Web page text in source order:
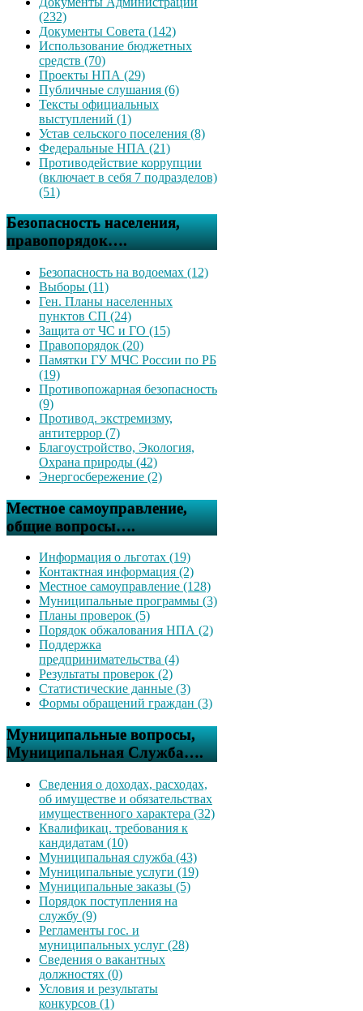
(232)
Документы Совета (142)
Использование бюджетных
средств (70)
Проекты НПА (29)
Публичные слушания (6)
Тексты официальных
выступлений (1)
Устав сельского поселения (8)
Федеральные НПА (21)
Противодействие коррупции
(включает в себя 7 подразделов)
(51)
Безопасность населения,
правопорядок….
Безопасность на водоемах (12)
Выборы (11)
Ген. Планы населенных
пунктов СП (24)
Защита от ЧС и ГО (15)
Правопорядок (20)
Памятки ГУ МЧС России по РБ
(19)
Противопожарная безопасность
(9)
Противод. экстремизму,
антитеррор (7)
Благоустройство, Экология,
Охрана природы (42)
Энергосбережение (2)
Местное самоуправление,
общие вопросы….
Информация о льготах (19)
Контактная информация (2)
Местное самоуправление (128)
Муниципальные программы (3)
Планы проверок (5)
Порядок обжалования НПА (2)
Поддержка
предпринимательства (4)
Результаты проверок (2)
Статистические данные (3)
Формы обращений граждан (3)
Муниципальные вопросы,
Муниципальная Служба….
Сведения о доходах, расходах,
об имуществе и обязательствах
имущественного характера (32)
Квалификац. требования к
кандидатам (10)
Муниципальная служба (43)
Муниципальные услуги (19)
Муниципальные заказы (5)
Порядок поступления на
службу (9)
Регламенты гос. и
муниципальных услуг (28)
Сведения о вакантных
должностях (0)
Условия и результаты
конкурсов (1)